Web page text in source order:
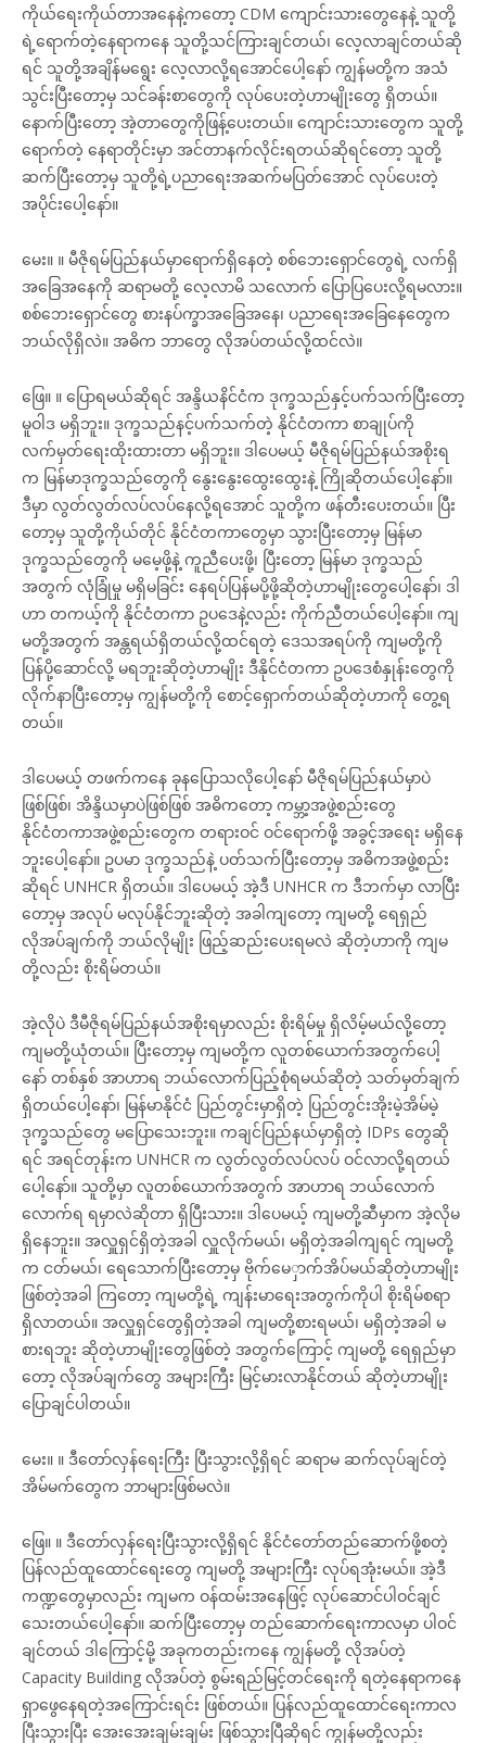
ကိုယ်ရေးကိုယ်တာအနေနဲ့ကတော့ CDM ကျောင်းသားတွေနေနဲ့ သူတို့
ရဲ့ရောက်တဲ့နေရာကနေ သူတို့သင်ကြားချင်တယ်၊ လေ့လာချင်တယ်ဆို
ရင် သူတို့အချိန်မရွေး လေ့လာလို့ရအောင်ပေါ့နော် ကျွန်မတို့က အသံ
သွင်းပြီးတော့မှ သင်ခန်းစာတွေကို လုပ်ပေးတဲ့ဟာမျိုးတွေ ရှိတယ်။
နောက်ပြီးတော့ အဲ့တာတွေကိုဖြန့်ပေးတယ်။ ကျောင်းသားတွေက သူတို့
ရောက်တဲ့ နေရာတိုင်းမှာ အင်တာနက်လိုင်းရတယ်ဆိုရင်တော့ သူတို့
ဆက်ပြီးတော့မှ သူတို့ရဲ့ပညာရေးအဆက်မပြတ်အောင် လုပ်ပေးတဲ့
အပိုင်းပေါ့နော်။
မေး။ ။ မီဇိုရမ်ပြည်နယ်မှာရောက်ရှိနေတဲ့ စစ်ဘေးရှောင်တွေရဲ့ လက်ရှိ
အခြေအနေကို ဆရာမတို့ လေ့လာမိ သလောက် ပြောပြပေးလို့ရမလား။
စစ်ဘေးရှောင်တွေ စားနပ်က္ခာအခြေအနေ၊ ပညာရေးအခြေနေတွေက
ဘယ်လိုရှိလဲ။ အဓိက ဘာတွေ လိုအပ်တယ်လို့ထင်လဲ။
ဖြေ။ ။ ပြောရမယ်ဆိုရင် အန္ဒိယနိင်ငံက ဒုက္ခသည်နှင့်ပက်သက်ပြီးတော့
မူဝါဒ မရှိဘူး။ ဒုက္ခသည်နင့်ပက်သက်တဲ့ နိုင်ငံတကာ စာချုပ်ကို
လက်မှတ်ရေးထိုးထားတာ မရှိဘူး။ ဒါပေမယ့် မီဇိုရမ်ပြည်နယ်အစိုးရ
က မြန်မာဒုက္ခသည်တွေကို နွေးနွေးထွေးထွေးနဲ့ ကြိုဆိုတယ်ပေါ့နော်။
ဒီမှာ လွတ်လွတ်လပ်လပ်နေလို့ရအောင် သူတို့က ဖန်တီးပေးတယ်။ ပြီး
တော့မှ သူတို့ကိုယ်တိုင် နိုင်ငံတကာတွေမှာ သွားပြီးတော့မှ မြန်မာ
ဒုက္ခသည်တွေကို မမေ့ဖို့နဲ့ ကူညီပေးဖို့၊ ပြီးတော့ မြန်မာ ဒုက္ခသည်
အတွက် လုံခြုံမှု မရှိမခြင်း နေရပ်ပြန်မပို့ဖို့ဆိုတဲ့ဟာမျိုးတွေပေါ့နော်၊ ဒါ
ဟာ တကယ့်ကို နိုင်ငံတကာ ဥပဒေနဲ့လည်း ကိုက်ညီတယ်ပေါ့နော်။ ကျ
မတို့အတွက် အန္တရယ်ရှိတယ်လို့ထင်ရတဲ့ ဒေသအရပ်ကို ကျမတို့ကို
ပြန်ပို့ဆောင်လို့ မရဘူးဆိုတဲ့ဟာမျိုး ဒီနိုင်ငံတကာ ဥပဒေစံနှုန်းတွေကို
လိုက်နာပြီးတော့မှ ကျွန်မတို့ကို စောင့်ရှောက်တယ်ဆိုတဲ့ဟာကို တွေ့ရ
တယ်။
ဒါပေမယ့် တဖက်ကနေ ခုနပြောသလိုပေါ့နော် မီဇိုရမ်ပြည်နယ်မှာပဲ
ဖြစ်ဖြစ်၊ အိန္ဒိယမှာပဲဖြစ်ဖြစ် အဓိကတော့ ကမ္ဘာ့အဖွဲ့စည်းတွေ
နိုင်ငံတကာအဖွဲ့စည်းတွေက တရားဝင် ဝင်ရောက်ဖို့ အခွင့်အရေး မရှိနေ
ဘူးပေါ့နော်။ ဥပမာ ဒုက္ခသည်နဲ့ ပတ်သက်ပြီးတော့မှ အဓိကအဖွဲ့စည်း
ဆိုရင် UNHCR ရှိတယ်။ ဒါပေမယ့် အဲ့ဒီ UNHCR က ဒီဘက်မှာ လာပြီး
တော့မှ အလုပ် မလုပ်နိုင်ဘူးဆိုတဲ့ အခါကျတော့ ကျမတို့ ရေရှည်
လိုအပ်ချက်ကို ဘယ်လိုမျိုး ဖြည့်ဆည်းပေးရမလဲ ဆိုတဲ့ဟာကို ကျမ
တို့လည်း စိုးရိမ်တယ်။
အဲ့လိုပဲ ဒီမီဇိုရမ်ပြည်နယ်အစိုးရမှာလည်း စိုးရိမ်မှု ရှိလိမ့်မယ်လို့တော့
ကျမတို့ယုံတယ်။ ပြီးတော့မှ ကျမတို့က လူတစ်ယောက်အတွက်ပေါ့
နော် တစ်နှစ် အာဟာရ ဘယ်လောက်ပြည့်စုံရမယ်ဆိုတဲ့ သတ်မှတ်ချက်
ရှိတယ်ပေါ့နော်၊ မြန်မာနိုင်ငံ ပြည်တွင်းမှာရှိတဲ့ ပြည်တွင်းအိုးမဲ့အိမ်မဲ့
ဒုက္ခသည်တွေ မပြောသေးဘူး။ ကချင်ပြည်နယ်မှာရှိတဲ့ IDPs တွေဆို
ရင် အရင်တုန်းက UNHCR က လွတ်လွတ်လပ်လပ် ဝင်လာလို့ရတယ်
ပေါ့နော်။ သူတို့မှာ လူတစ်ယောက်အတွက် အာဟာရ ဘယ်လောက်
လောက်ရ ရမှာလဲဆိုတာ ရှိပြီးသား။ ဒါပေမယ့် ကျမတို့ဆီမှာက အဲ့လိုမ
ရှိနေဘူး။ အလှူရှင်ရှိတဲ့အခါ လှူလိုက်မယ်၊ မရှိတဲ့အခါကျရင် ကျမတို့
က ငတ်မယ်၊ ရေသောက်ပြီးတော့မှ ဗိုက်မေှာက်အိပ်မယ်ဆိုတဲ့ဟာမျိုး
ဖြစ်တဲ့အခါ ကြတော့ ကျမတို့ရဲ့ ကျန်းမာရေးအတွက်ကိုပါ စိုးရိမ်စရာ
ရှိလာတယ်။ အလှူရှင်တွေရှိတဲ့အခါ ကျမတို့စားရမယ်၊ မရှိတဲ့အခါ မ
စားရဘူး ဆိုတဲ့ဟာမျိုးတွေဖြစ်တဲ့ အတွက်ကြောင့် ကျမတို့ ရေရှည်မှာ
တော့ လိုအပ်ချက်တွေ အများကြီး မြင့်မားလာနိုင်တယ် ဆိုတဲ့ဟာမျိုး
ပြောချင်ပါတယ်။
မေး။ ။ ဒီတော်လှန်ရေးကြီး ပြီးသွားလို့ရှိရင် ဆရာမ ဆက်လုပ်ချင်တဲ့
အိမ်မက်တွေက ဘာများဖြစ်မလဲ။
ဖြေ။ ။ ဒီတော်လှန်ရေးပြီးသွားလို့ရှိရင် နိုင်ငံတော်တည်ဆောက်ဖို့စတဲ့
ပြန်လည်ထူထောင်ရေးတွေ ကျမတို့ အများကြီး လုပ်ရအုံးမယ်။ အဲ့ဒီ
ကဏ္ဍတွေမှာလည်း ကျမက ဝန်ထမ်းအနေဖြင့် လုပ်ဆောင်ပါဝင်ချင်
သေးတယ်ပေါ့နော်။ ဆက်ပြီးတော့မှ တည်ဆောက်ရေးကာလမှာ ပါဝင်
ချင်တယ် ဒါကြောင့်မို့ အခုကတည်းကနေ ကျွန်မတို့ လိုအပ်တဲ့
Capacity Building လိုအပ်တဲ့ စွမ်းရည်မြင့်တင်ရေးကို ရတဲ့နေရာကနေ
ရှာဖွေနေရတဲ့အကြောင်းရင်း ဖြစ်တယ်။ ပြန်လည်ထူထောင်ရေးကာလ
ပြီးသွားပြီး အေးအေးချမ်းချမ်း ဖြစ်သွားပြီဆိုရင် ကျွန်မတို့လည်း